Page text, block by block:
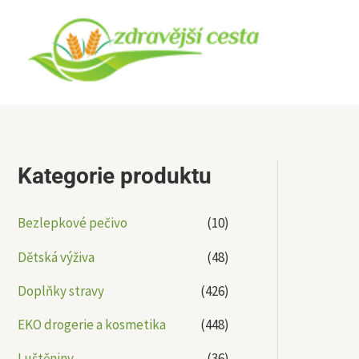
obsah
Kategorie produktu
Bezlepkové pečivo
(10)
Dětská výživa
(48)
Doplňky stravy
(426)
EKO drogerie a kosmetika
(448)